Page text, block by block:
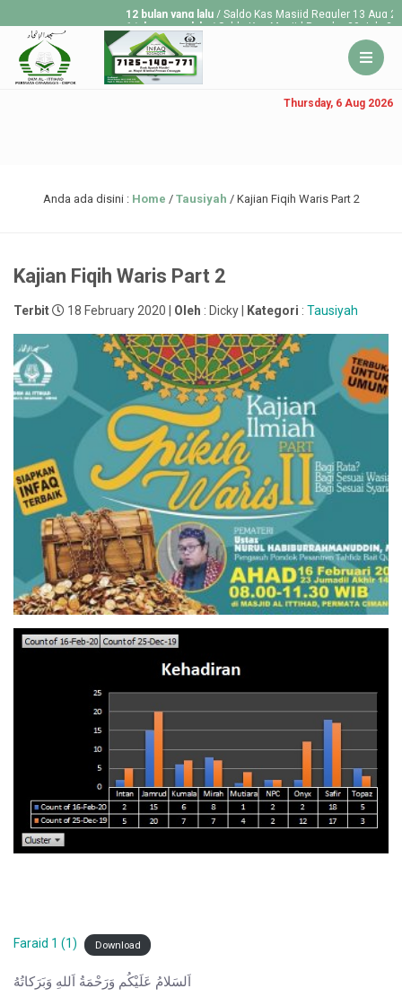
12 bulan yang lalu/ Saldo Kas Masjid Reguler 13 Aug 2025
1 tahun yang lalu/ Saldo Kas Masjid Reguler 30 July 2025
1 tahun yang lalu / Saldo Kas Masjid Reguler 23 July 2025
Thursday, 6 Aug 2026
Anda ada disini : Home / Tausiyah / Kajian Fiqih Waris Part 2
Kajian Fiqih Waris Part 2
Terbit 18 February 2020 | Oleh : Dicky | Kategori : Tausiyah
Faraid 1 (1) Download
اَلسَلامُ عَلَيْكُم وَرَحْمَةُ اَللهِ وَبَرَكاتُهُ